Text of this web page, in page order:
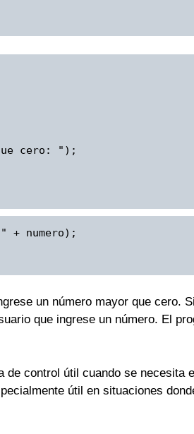
cero: ");
+ numero);
un número mayor que cero.
que ingrese un número. El
control útil cuando se necesita
útil en situaciones